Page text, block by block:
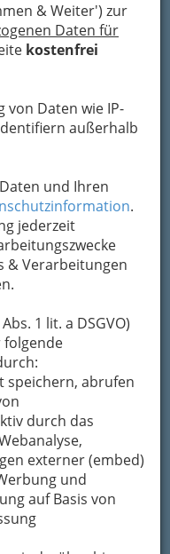
& Weiter') zur
Daten für
kostenfrei
von Daten wie IP-
außerhalb
und Ihren
.
jederzeit
& Verarbeitungen
1 lit. a DSGVO)
speichern, abrufen
durch das
externer (embed)
und
auf Basis von
als eine
drinnen und
Ihres
für Sicherheit,
Umfeld
besondere
oder
Auswahl lässt
und spürbar